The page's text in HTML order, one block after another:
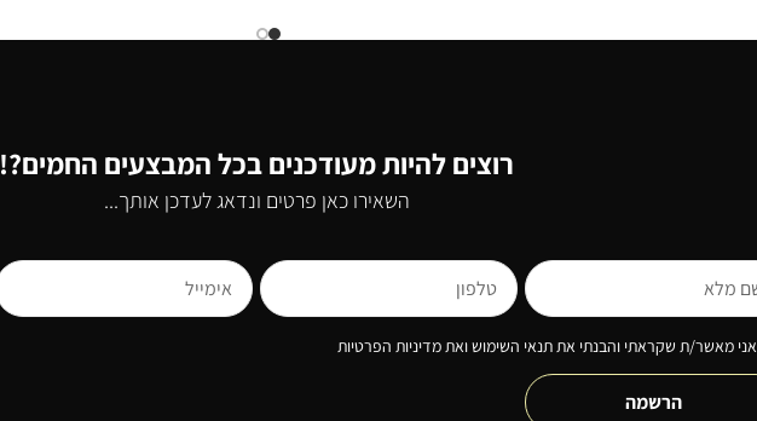
רוצים להיות מעודכנים בכל המבצעים החמים?!
השאירו כאן פרטים ונדאג לעדכן אותך...
אני מאשר/ת שקראתי והבנתי את תנאי השימוש ואת מדיניות הפרטיות
הרשמה